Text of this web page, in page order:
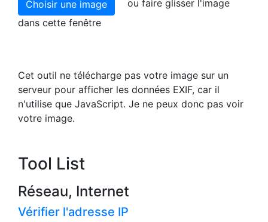
Choisir une image
ou faire glisser l'image
dans cette fenêtre
Cet outil ne télécharge pas votre image sur un
serveur pour afficher les données EXIF, car il
n'utilise que JavaScript. Je ne peux donc pas voir
votre image.
Tool List
Réseau, Internet
Vérifier l'adresse IP